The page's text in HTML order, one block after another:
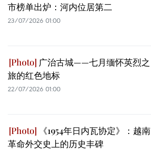
市榜单出炉：河内位居第二
23/07/2026 01:00
广治古城——七月缅怀英烈之
旅的红色地标
22/07/2026 01:00
《1954年日内瓦协定》：越南
革命外交史上的历史丰碑